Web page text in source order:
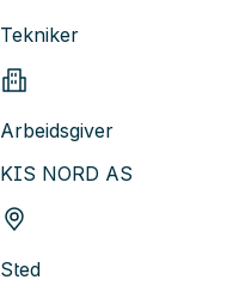
Tekniker
Arbeidsgiver
KIS NORD AS
Sted